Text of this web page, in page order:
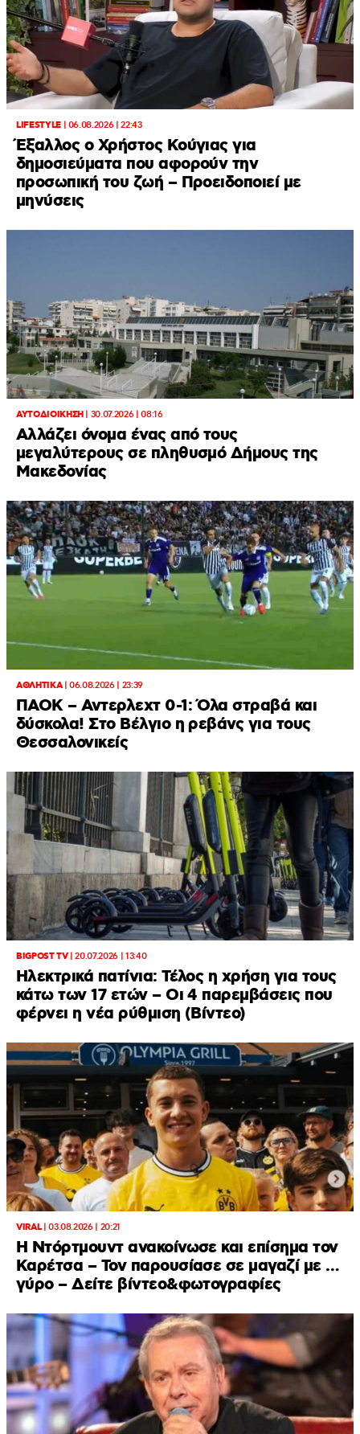
LIFESTYLE| 06.08.2026 | 22:43
Έξαλλος ο Χρήστος Κούγιας για
δημοσιεύματα που αφορούν την
προσωπική του ζωή – Προειδοποιεί με
μηνύσεις
ΑΥΤΟΔΙΟΙΚΗΣΗ| 30.07.2026 | 08:16
Αλλάζει όνομα ένας από τους
μεγαλύτερους σε πληθυσμό Δήμους της
Μακεδονίας
ΑΘΛΗΤΙΚΑ|06.08.2026 | 23:39
ΠΑΟΚ – Αντερλεχτ 0-1: Όλα στραβά και
δύσκολα! Στο Βέλγιο η ρεβάνς για τους
Θεσσαλονικείς
BIGPOST TV|20.07.2026 | 13:40
Ηλεκτρικά πατίνια: Τέλος η χρήση για τους
κάτω των 17 ετών – Οι 4 παρεμβάσεις που
φέρνει η νέα ρύθμιση (Βίντεο)
VIRAL|03.08.2026 | 20:21
Η Ντόρτμουντ ανακοίνωσε και επίσημα τον
Καρέτσα – Τον παρουσίασε σε μαγαζί με …
γύρο – Δείτε βίντεο&φωτογραφίες